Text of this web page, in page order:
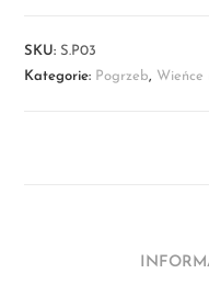
SKU: S.P03
Kategorie: Pogrzeb, Wieńce